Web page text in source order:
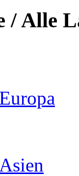
/ Alle
Europa
Asien